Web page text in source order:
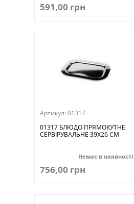
591,00 грн
Артикул: 01317
01317 БЛЮДО ПРЯМОКУТНЕ
СЕРВІРУВАЛЬНЕ 39Х26 СМ
Немає в наявності
756,00 грн